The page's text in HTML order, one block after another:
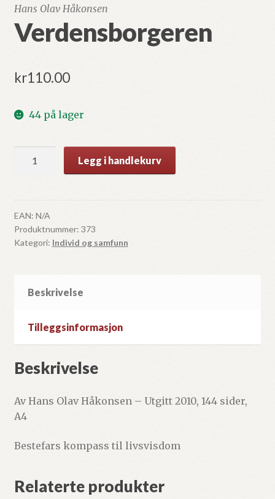
Hans Olav Håkonsen
Verdensborgeren
kr110.00
44 på lager
antall
Legg i handlekurv
EAN: N/A
Produktnummer: 373
Kategori: Individ og samfunn
Beskrivelse
Tilleggsinformasjon
Beskrivelse
Av Hans Olav Håkonsen – Utgitt 2010, 144 sider,
A4
Bestefars kompass til livsvisdom
Relaterte produkter